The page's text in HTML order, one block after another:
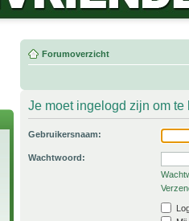
Forumoverzicht
Je moet ingelogd zijn om
Gebruikersnaam:
Wachtwoord: